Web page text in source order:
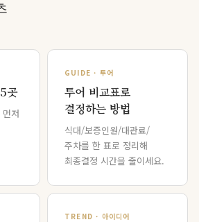
곳
저
GUIDE · 투어
투어 비교표로
결정하는 방법
식대/보증인원/대관료/
주차를 한 표로 정리해
최종결정 시간을 줄이세요.
TREND · 아이디어